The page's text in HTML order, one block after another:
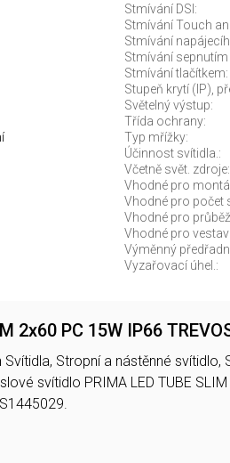
Stmívání DSI:
Stmívání Touch
Stmívání
Stmívání sepnutím
Stmívání tlačítkem:
Stupeň krytí (IP),
Světelný výstup:
Třída ochrany:
Typ mřížky:
Účinnost svítidla.:
Včetně svět. zdroje:
Vhodné pro
Vhodné pro počet
Vhodné pro
Vhodné pro
Výměnný
Vyzařovací úhel.:
2x60 PC 15W IP66
Stropní a nástěnné
svítidlo PRIMA LED TUBE